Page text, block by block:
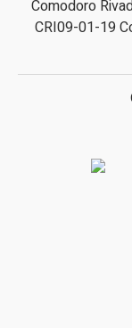
Comodoro
CRI09-01-19